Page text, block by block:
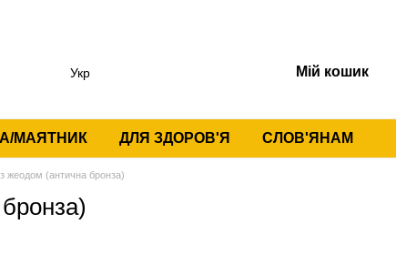
Укр Мій кошик
МАЯТНИК ДЛЯ ЗДОРОВ'Я СЛОВ'ЯНАМ
жеодом (антична бронза)